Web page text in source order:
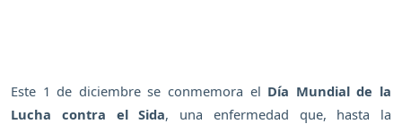
Este 1 de diciembre se conmemora el Día Mundial de la
Lucha contra el Sida, una enfermedad que, hasta la